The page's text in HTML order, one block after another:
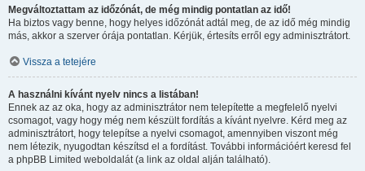
Megváltoztattam az időzónát, de még mindig pontatlan az idő!
Ha biztos vagy benne, hogy helyes időzónát adtál meg, de az idő még mindig
más, akkor a szerver órája pontatlan. Kérjük, értesíts erről egy adminisztrátort.
Vissza a tetejére
A használni kívánt nyelv nincs a listában!
Ennek az az oka, hogy az adminisztrátor nem telepítette a megfelelő nyelvi
csomagot, vagy hogy még nem készült fordítás a kívánt nyelvre. Kérd meg az
adminisztrátort, hogy telepítse a nyelvi csomagot, amennyiben viszont még
nem létezik, nyugodtan készítsd el a fordítást. További információért keresd fel
a phpBB Limited weboldalát (a link az oldal alján található).